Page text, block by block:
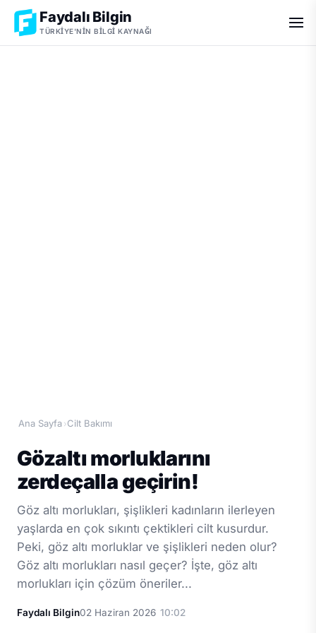
Faydalı Bilgin
TÜRKIYE'NIN BILGI KAYNAĞI
Ana Sayfa ›Cilt Bakımı
Gözaltı morluklarını
zerdeçalla geçirin!
Göz altı morlukları, şişlikleri kadınların ilerleyen
yaşlarda en çok sıkıntı çektikleri cilt kusurdur.
Peki, göz altı morluklar ve şişlikleri neden olur?
Göz altı morlukları nasıl geçer? İşte, göz altı
morlukları için çözüm öneriler...
Faydalı Bilgin02 Haziran 2026 10:02